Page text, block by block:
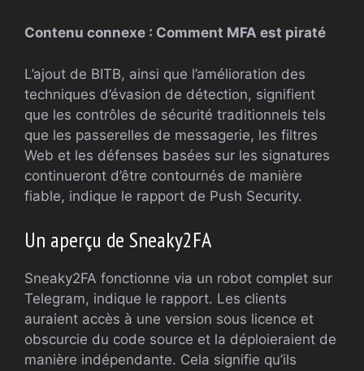
Contenu connexe : Comment MFA est piraté
L’ajout de BITB, ainsi que l’amélioration des
techniques d’évasion de détection, signifient
que les contrôles de sécurité traditionnels tels
que les passerelles de messagerie, les filtres
Web et les défenses basées sur les signatures
continueront d’être contournés de manière
fiable, indique le rapport de Push Security.
Un aperçu de Sneaky2FA
Sneaky2FA fonctionne via un robot complet sur
Telegram, indique le rapport. Les clients
auraient accès à une version sous licence et
obscurcie du code source et la déploieraient de
manière indépendante. Cela signifie qu’ils